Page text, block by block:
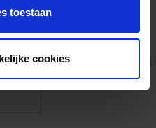
toestaan
cookies Eigen foto’s